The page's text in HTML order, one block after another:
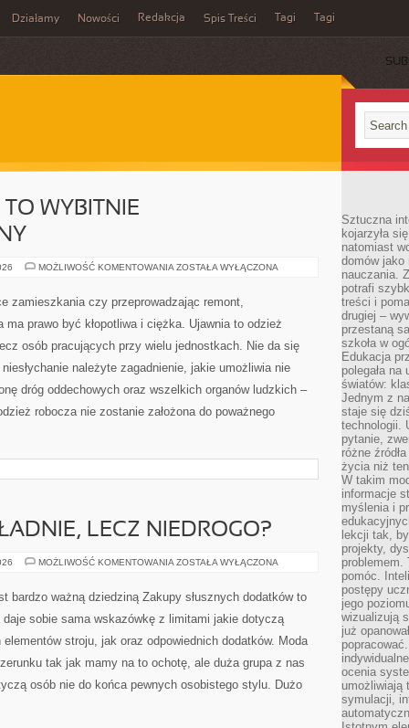
Działamy Nowości Redakcja Spis Treści Tagi Tagi
WYBITNIE
MOŻLIWOŚĆ KOMENTOWANIA ODZIEŻ
WYBITNIE
PONADPRZECIĘTNY
ZOSTAŁA WYŁĄCZONA
zamieszkania czy przeprowadzając remont,
prawo być kłopotliwa i ciężka. Ujawnia to odzież
osób pracujących przy wielu jednostkach. Nie da się
należyte zagadnienie, jakie umożliwia nie
dróg oddechowych oraz wszelkich organów ludzkich –
robocza nie zostanie założona do poważnego
LECZ NIEDROGO?
MOŻLIWOŚĆ KOMENTOWANIA JAK
ŁADNIE,
LECZ
ZOSTAŁA WYŁĄCZONA
bardzo ważną dziedziną Zakupy słusznych dodatków to
sobie sama wskazówkę z limitami jakie dotyczą
stroju, jak oraz odpowiednich dodatków. Moda
tak jak mamy na to ochotę, ale duża grupa z nas
osób nie do końca pewnych osobistego stylu. Dużo
Sztuczna
kojarzyła
natomiast
domów jako
nauczania.
potrafi
treści i
drugiej –
przestaną
szkoła w
Edukacja
polegała
światów:
Jednym z
staje się
technologii.
pytanie,
różne
życia niż
W takim
informacje
myślenia i
lekcji tak,
projekty,
problemem.
pomóc.
postępy
jego
wizualizują
już
ocenia
umożliwiają
symulacji,